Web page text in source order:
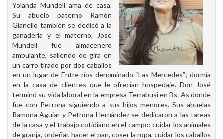
Yolanda Mundell ama de casa.
Su abuelo paterno Ramón
Gianello también se dedicó a la
ganadería y el materno, José
Mundell fue almacenero
ambulante, saliendo de gira en
un carro tirado por dos caballos
en un lugar de Entre ríos denominado “Las Mercedes”; dormía
en la casa de clientes que le ofrecían hospedaje. Don José
terminó su vida laboral en la empresa Terrabusi en Bs. As donde
fue con Petrona siguiendo a sus hijos menores. Sus abuelas
Ramona Aguiar y Petrona Hernández se dedicaron a las tareas
de la casa y el trabajo cotidiano en el campo: cuidar los animales
de granja, ordeñar, hacer el pan, coser la ropa, cuidar los caballos